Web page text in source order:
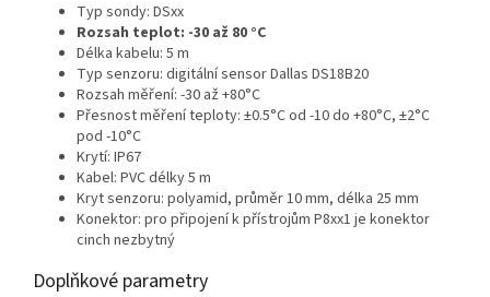
Typ sondy: DSxx
Rozsah teplot: -30 až 80 °C
Délka kabelu: 5 m
Typ senzoru: digitální sensor Dallas DS18B20
Rozsah měření: -30 až +80°C
Přesnost měření teploty: ±0.5°C od -10 do +80°C, ±2°C
pod -10°C
Krytí: IP67
Kabel: PVC délky 5 m
Kryt senzoru: polyamid, průměr 10 mm, délka 25 mm
Konektor: pro připojení k přístrojům P8xx1 je konektor
cinch nezbytný
Doplňkové parametry